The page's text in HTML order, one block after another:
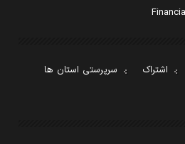
اشتراک
سرپرستی استان ها